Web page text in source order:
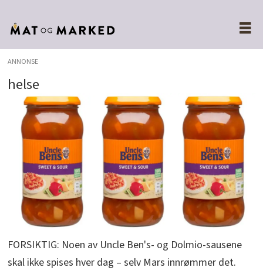
ANNONSE
helse
FORSIKTIG: Noen av Uncle Ben's- og Dolmio-sausene
skal ikke spises hver dag – selv Mars innrømmer det.